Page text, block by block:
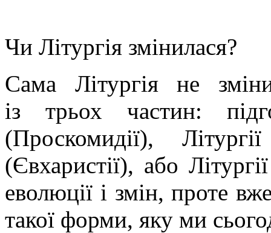
Чи Літургія змінилася?
Сама Літургія не
із трьох частин:
(Проскомидії),
(Євхаристії), або
еволюції і змін, проте
такої форми, яку ми